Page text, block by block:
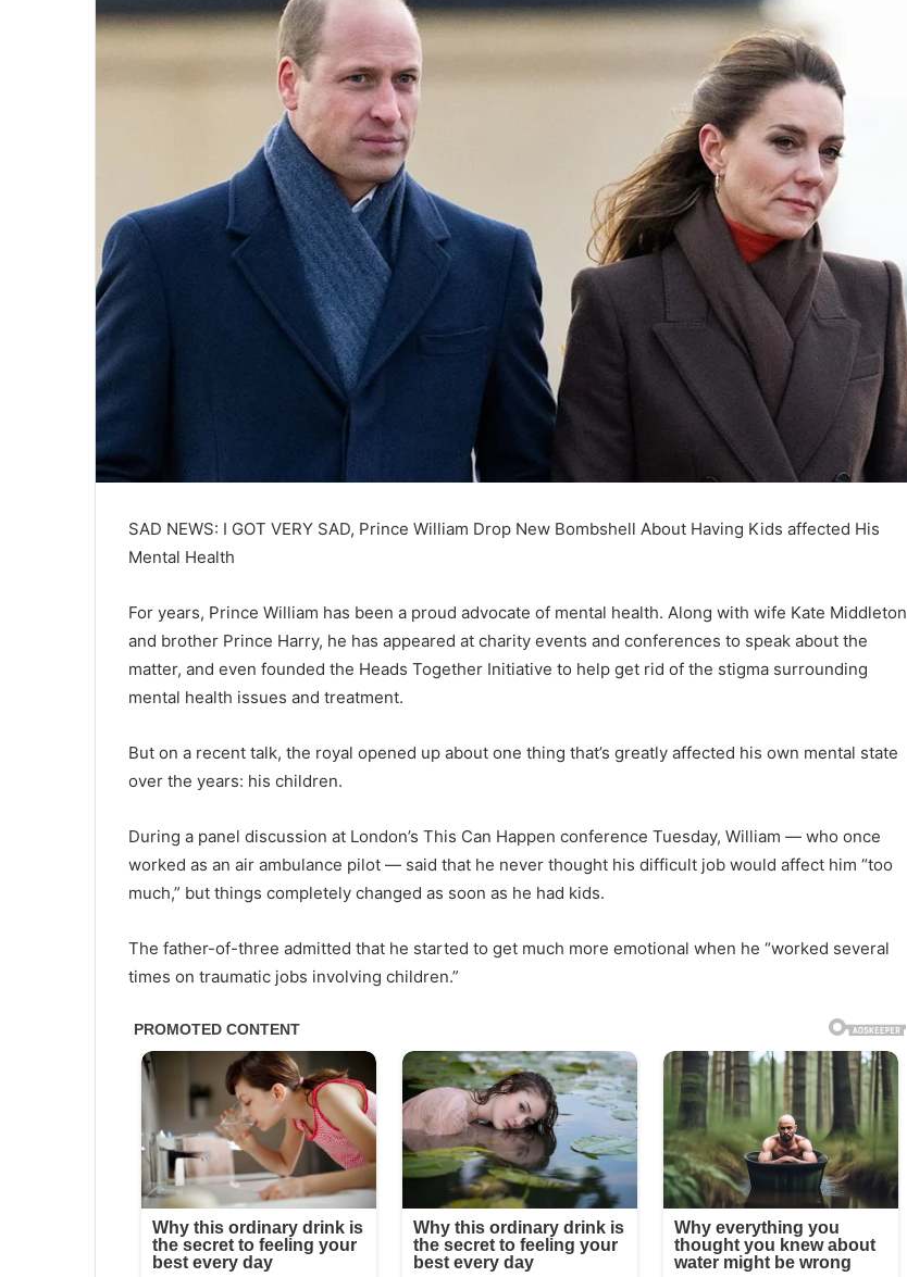
e
SAD NEWS: I GOT VERY SAD, Prince William Drop New Bombshell About Having Kids affected His
Mental Health
For years, Prince William has been a proud advocate of mental health. Along with wife Kate Middleton
and brother Prince Harry, he has appeared at charity events and conferences to speak about the
matter, and even founded the Heads Together Initiative to help get rid of the stigma surrounding
mental health issues and treatment.
But on a recent talk, the royal opened up about one thing that’s greatly affected his own mental state
over the years: his children.
During a panel discussion at London’s This Can Happen conference Tuesday, William — who once
worked as an air ambulance pilot — said that he never thought his difficult job would affect him “too
much,” but things completely changed as soon as he had kids.
The father-of-three admitted that he started to get much more emotional when he “worked several
times on traumatic jobs involving children.”